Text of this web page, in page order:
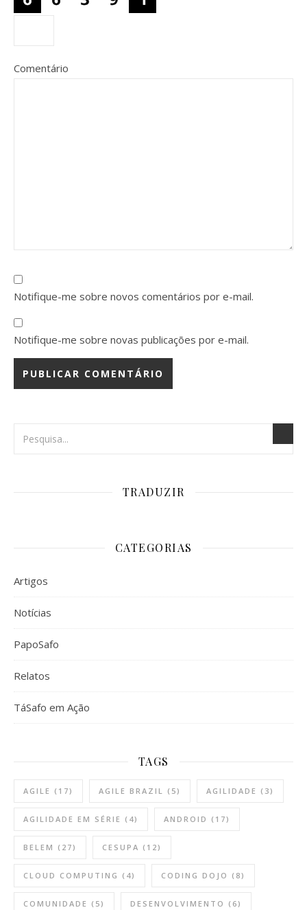
Comentário
Notifique-me sobre novos comentários por e-mail.
Notifique-me sobre novas publicações por e-mail.
TRADUZIR
CATEGORIAS
Artigos
Notícias
PapoSafo
Relatos
TáSafo em Ação
TAGS
AGILE (17) AGILE BRAZIL (5) AGILIDADE (3)
AGILIDADE EM SÉRIE (4) ANDROID (17)
BELEM (27) CESUPA (12)
CLOUD COMPUTING (4) CODING DOJO (8)
COMUNIDADE (5) DESENVOLVIMENTO (6)